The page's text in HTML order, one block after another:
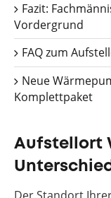
Fazit:
Vordergrund
FAQ zum
Neue
Komplettpaket
Aufstellort